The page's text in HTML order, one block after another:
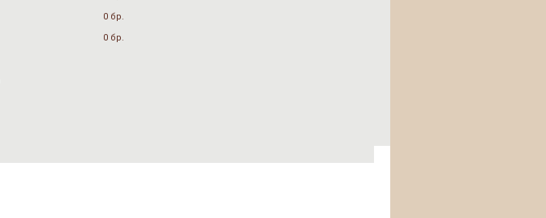
0 бр.
0 бр.